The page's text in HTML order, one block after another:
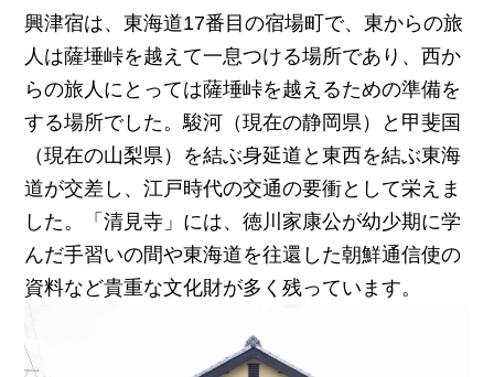
興津宿は、東海道17番目の宿場町で、東からの旅
人は薩埵峠を越えて一息つける場所であり、西か
らの旅人にとっては薩埵峠を越えるための準備を
する場所でした。駿河（現在の静岡県）と甲斐国
（現在の山梨県）を結ぶ身延道と東西を結ぶ東海
道が交差し、江戸時代の交通の要衝として栄えま
した。「清見寺」には、徳川家康公が幼少期に学
んだ手習いの間や東海道を往還した朝鮮通信使の
資料など貴重な文化財が多く残っています。